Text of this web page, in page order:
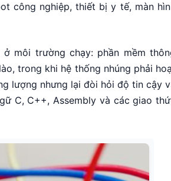
công nghiệp, thiết bị y tế, màn
môi trường chạy: phần mềm
trong khi hệ thống nhúng phải
lượng nhưng lại đòi hỏi độ tin cậy
C, C++, Assembly và các giao